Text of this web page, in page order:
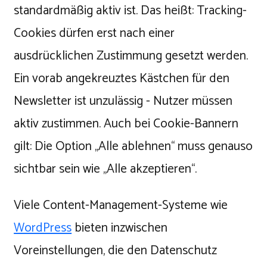
standardmäßig aktiv ist. Das heißt: Tracking-
Cookies dürfen erst nach einer
ausdrücklichen Zustimmung gesetzt werden.
Ein vorab angekreuztes Kästchen für den
Newsletter ist unzulässig - Nutzer müssen
aktiv zustimmen. Auch bei Cookie-Bannern
gilt: Die Option „Alle ablehnen“ muss genauso
sichtbar sein wie „Alle akzeptieren“.
Viele Content-Management-Systeme wie
WordPressbieten inzwischen
Voreinstellungen, die den Datenschutz